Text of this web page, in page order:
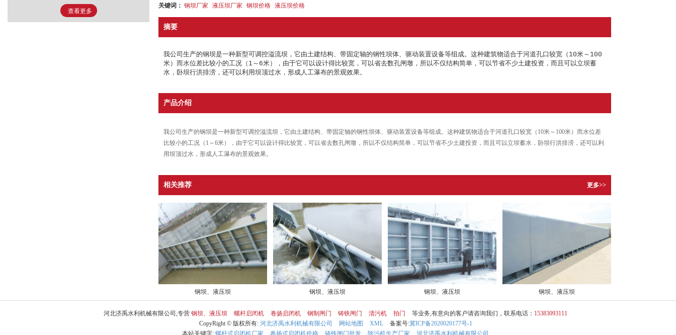
关键词： 钢坝厂家 液压坝厂家 钢坝价格 液压坝价格
摘要
我公司生产的钢坝是一种新型可调控溢流坝，它由土建结构、带固定轴的钢性坝体、驱动装置设备等组成。这种建筑物适合于河道孔口较宽（10米～100
米）而水位差比较小的工况（1～6米），由于它可以设计得比较宽，可以省去数孔闸墩，所以不仅结构简单，可以节省不少土建投资，而且可以立坝蓄
水，卧坝行洪排涝，还可以利用坝顶过水，形成人工瀑布的景观效果。
产品介绍
我公司生产的钢坝是一种新型可调控溢流坝，它由土建结构、带固定轴的钢性坝体、驱动装置设备等组成。这种建筑物适合于河道孔口较宽（10米～100米）而水位差
比较小的工况（1～6米），由于它可以设计得比较宽，可以省去数孔闸墩，所以不仅结构简单，可以节省不少土建投资，而且可以立坝蓄水，卧坝行洪排涝，还可以利
用坝顶过水，形成人工瀑布的景观效果。
相关推荐 更多>>
钢坝、液压坝 钢坝、液压坝 钢坝、液压坝 钢坝、液压坝
查看更多
河北济禹水利机械有限公司,专营 钢坝、液压坝 螺杆启闭机 卷扬启闭机 钢制闸门 铸铁闸门 清污机 拍门 等业务,有意向的客户请咨询我们，联系电话： 15383093111
CopyRight © 版权所有: 河北济禹水利机械有限公司 网站地图 XML 备案号:冀ICP备2020020177号-1
本站关键字: 螺杆式启闭机厂家 卷扬式启闭机价格 铸铁闸门批发 除污机生产厂家 河北济禹水利机械有限公司